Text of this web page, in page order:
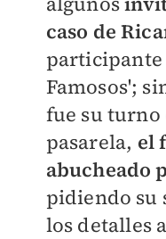
caso de
participante
Famosos';
fue su turno
pasarela, el
abucheado
pidiendo su
los detalles